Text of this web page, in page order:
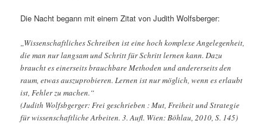
Die Nacht begann mit einem Zitat von Judith Wolfsberger:
„Wissenschaftliches Schreiben ist eine hoch komplexe Angelegenheit,
die man nur langsam und Schritt für Schritt lernen kann. Dazu
braucht es einerseits brauchbare Methoden und andererseits den
raum, etwas auszuprobieren. Lernen ist nur möglich, wenn es erlaubt
ist, Fehler zu machen.“
(Judith Wolfsbgerger: Frei geschrieben : Mut, Freiheit und Strategie
für wissenschaftliche Arbeiten. 3. Aufl. Wien: Böhlau, 2010, S. 145)